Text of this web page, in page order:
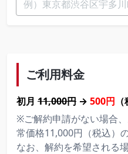
ご利用料金
初月 11,000円 → 500円
※ご解約申請がない場合
常価格11,000円（税込）
なお、解約を希望される